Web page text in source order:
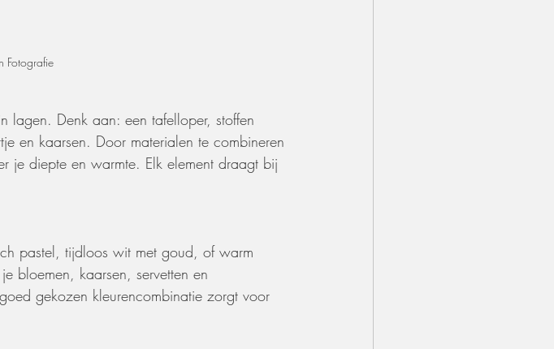
Fotografie
lagen. Denk aan: een tafelloper, stoffen
en kaarsen. Door materialen te combineren
je diepte en warmte. Elk element draagt bij
pastel, tijdloos wit met goud, of warm
bloemen, kaarsen, servetten en
gekozen kleurencombinatie zorgt voor